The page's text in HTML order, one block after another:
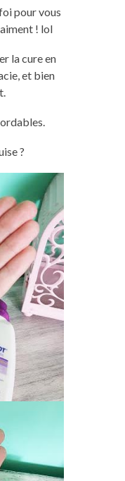
pour vous
! lol
la cure en
et bien
?